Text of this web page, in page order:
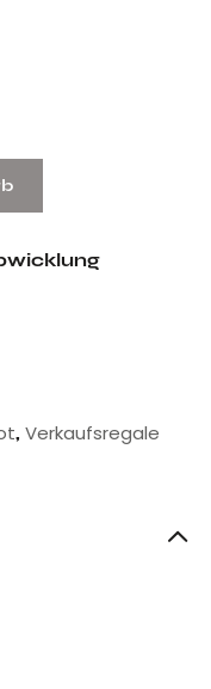
, Verkaufsregale